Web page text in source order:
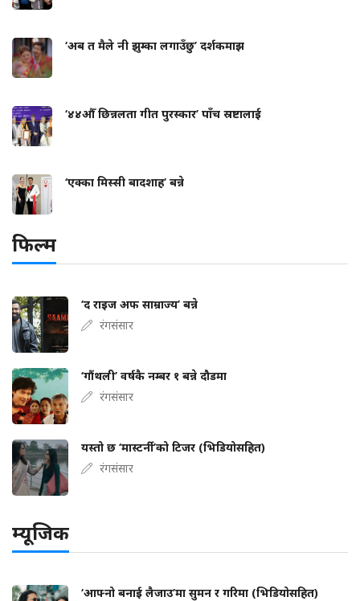
‘अब त मैले नी झुम्का लगाउँछु’ दर्शकमाझ
‘४४औँ छिन्नलता गीत पुरस्कार’ पाँच स्रष्टालाई
‘एक्का मिस्सी बादशाह’ बन्ने
फिल्म
‘द राइज अफ साम्राज्य’ बन्ने
रंगसंसार
‘गौंथली’ वर्षकै नम्बर १ बन्ने दौडमा
रंगसंसार
यस्तो छ ‘मास्टर्नी’को टिजर (भिडियोसहित)
रंगसंसार
म्यूजिक
‘आफ्नो बनाई लैजाउ’मा सुमन र गरिमा (भिडियोसहित)